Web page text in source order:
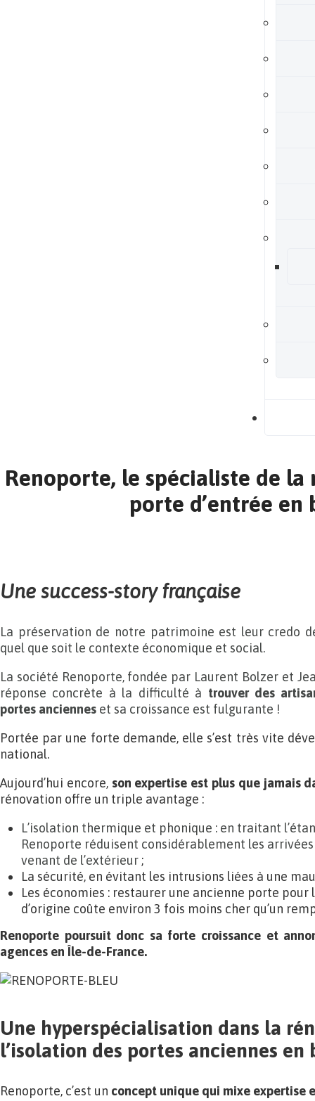
Renoporte, le spécialiste de
porte d’entrée en
Une success-story française
La préservation de notre patrimoine est leur credo
quel que soit le contexte économique et social.
La société Renoporte, fondée par Laurent Bolzer et
réponse concrète à la difficulté à trouver des
portes anciennes et sa croissance est fulgurante !
Portée par une forte demande, elle s’est très vite
national.
Aujourd’hui encore, son expertise est plus que jamais
rénovation offre un triple avantage :
L’isolation thermique et phonique : en traitant
Renoporte réduisent considérablement les
venant de l’extérieur ;
La sécurité, en évitant les intrusions liées à une
Les économies : restaurer une ancienne porte pour
d’origine coûte environ 3 fois moins cher qu’un
Renoporte poursuit donc sa forte croissance et
agences en Île-de-France.
Une hyperspécialisation dans la
l’isolation des portes anciennes en
Renoporte, c’est un concept unique qui mixe